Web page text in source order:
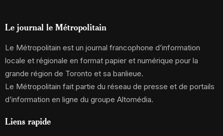
Le journal le Métropolitain
Le Métropolitain est un journal francophone d’information
locale et régionale en format papier et numérique pour la
grande région de Toronto et sa banlieue.
Le Métropolitain fait partie du réseau de presse et de portails
d’information en ligne du groupe Altomédia.
Liens rapide